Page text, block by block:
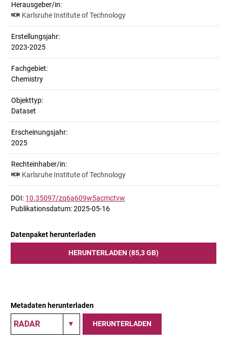
Herausgeber/in:
Karlsruhe Institute of Technology
Erstellungsjahr:
2023-2025
Fachgebiet:
Chemistry
Objekttyp:
Dataset
Erscheinungsjahr:
2025
Rechteinhaber/in:
Karlsruhe Institute of Technology
DOI: 10.35097/zq6a609w5acmctvw
Publikationsdatum: 2025-05-16
Datenpaket herunterladen
HERUNTERLADEN (85,3 GB)
Metadaten herunterladen
HERUNTERLADEN